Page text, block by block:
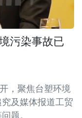
污染事故已
，聚焦台塑环境
及媒体报道工贸
题。